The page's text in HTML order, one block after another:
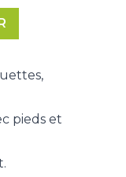
pieds et